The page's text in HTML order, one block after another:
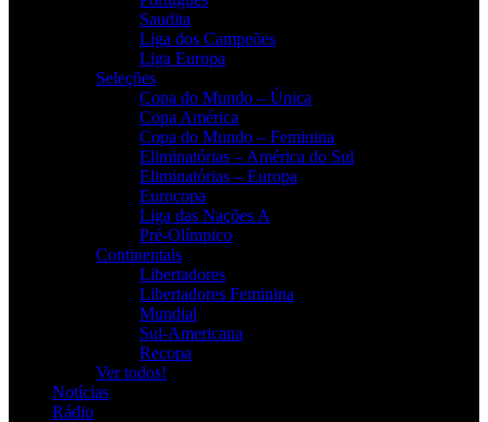
Saudita
Liga dos Campeões
Liga Europa
Seleções
Copa do Mundo – Única
Copa América
Copa do Mundo – Feminina
Eliminatórias – América do Sul
Eliminatórias – Europa
Eurocopa
Liga das Nações A
Pré-Olímpico
Continentais
Libertadores
Libertadores Feminina
Mundial
Sul-Americana
Recopa
Ver todos!
Notícias
Rádio